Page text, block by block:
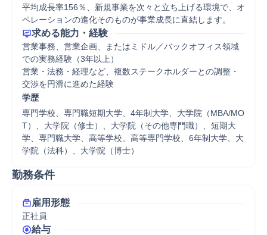
平均成長率156％、新規事業を次々と立ち上げる環境で、オ
ペレーションの進化そのものが事業成長に直結します。
求める能力・経験
営業事務、営業企画、またはミドル／バックオフィス領域
での実務経験（3年以上）
営業・法務・経理など、複数ステークホルダーとの調整・
交渉を円滑に進めた経験
学歴
専門学校、専門職短期大学、4年制大学、大学院（MBA/MO
T）、大学院（修士）、大学院（その他専門職）、短期大
学、専門職大学、高等学校、高等専門学校、6年制大学、大
学院（法科）、大学院（博士）
勤務条件
雇用形態
正社員
給与